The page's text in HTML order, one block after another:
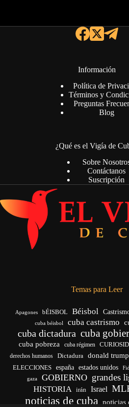
Información
Política de
Términos y
Preguntas
Blog
¿Qué es el Vigía de
Sobre
Contáctanos
Suscripción
Temas para Leer
Apagones bÉISBOL Béisbol
cuba béisbol cuba castrismo
cuba dictadura cuba
cuba pobreza cuba régimen
derechos humanos Dictadura donald trump
ELECCIONES españa estados unidos
gaza GOBIERNO grandes
HISTORIA irán Israel
noticias de cuba noticias